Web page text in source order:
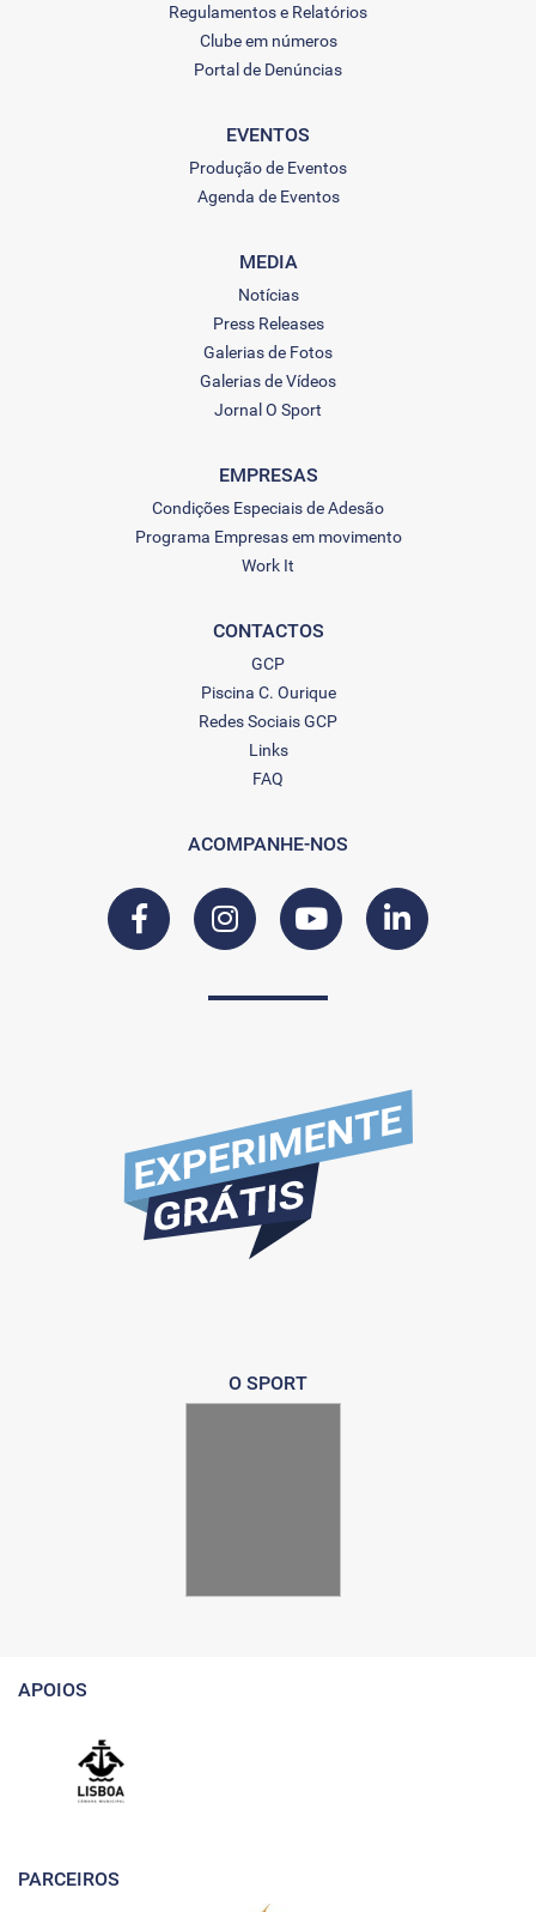
Regulamentos e Relatórios
Clube em números
Portal de Denúncias
EVENTOS
Produção de Eventos
Agenda de Eventos
MEDIA
Notícias
Press Releases
Galerias de Fotos
Galerias de Vídeos
Jornal O Sport
EMPRESAS
Condições Especiais de Adesão
Programa Empresas em movimento
Work It
CONTACTOS
GCP
Piscina C. Ourique
Redes Sociais GCP
Links
FAQ
ACOMPANHE-NOS
O SPORT
APOIOS
PARCEIROS